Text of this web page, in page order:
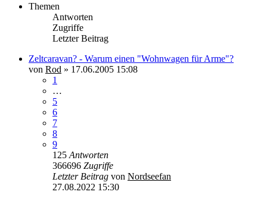
Themen
Antworten
Zugriffe
Letzter Beitrag
Zeltcaravan? - Warum einen "Wohnwagen für Arme"?
von Rod » 17.06.2005 15:08
1
…
5
6
7
8
9
125 Antworten
366696 Zugriffe
Letzter Beitrag von Nordseefan
27.08.2022 15:30